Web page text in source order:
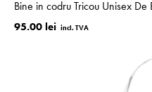
Bine in codru Tricou Unisex
95.00 lei